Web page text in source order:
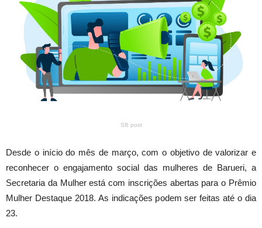
SB post
Desde o início do mês de março, com o objetivo de valorizar e
reconhecer o engajamento social das mulheres de Barueri, a
Secretaria da Mulher está com inscrições abertas para o Prêmio
Mulher Destaque 2018. As indicações podem ser feitas até o dia
23.